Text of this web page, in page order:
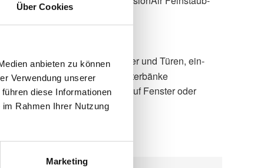
Über Cookies
anbieten zu können
Verwendung unserer
diese Informationen
Rahmen Ihrer Nutzung
Marketing
häufig zu öffnende Fenster und Türen, ein-
Türaustritte bzw. Fensterbänke
ohne Montagerahmen auf Fenster oder